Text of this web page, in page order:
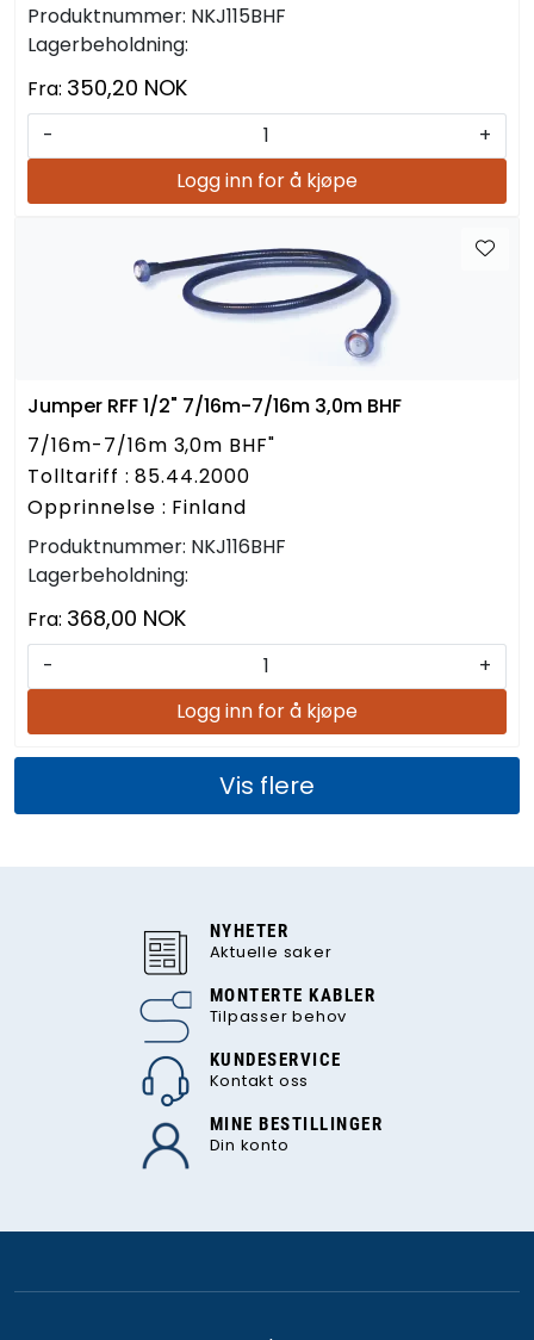
Produktnummer: NKJ115BHF
Lagerbeholdning:
Fra: 350,20 NOK
-
+
Logg inn for å kjøpe
Jumper RFF 1/2" 7/16m-7/16m 3,0m BHF
7/16m-7/16m 3,0m BHF"
Tolltariff : 85.44.2000
Opprinnelse : Finland
Produktnummer: NKJ116BHF
Lagerbeholdning:
Fra: 368,00 NOK
-
+
Logg inn for å kjøpe
Vis flere
NYHETER
Aktuelle saker
MONTERTE KABLER
Tilpasser behov
KUNDESERVICE
Kontakt oss
MINE BESTILLINGER
Din konto